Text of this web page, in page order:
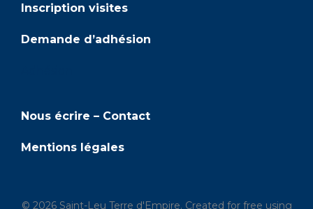
Inscription visites
Demande d’adhésion
Nous écrire – Contact
Mentions légales
© 2026 Saint-Leu Terre d'Empire. Created for free using